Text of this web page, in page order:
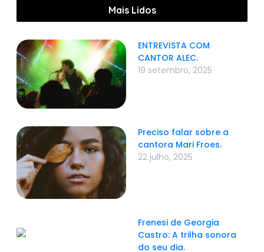
Mais Lidos
ENTREVISTA COM
CANTOR ALEC.
19 setembro, 2025
Preciso falar sobre a
cantora Mari Froes.
22 julho, 2025
Frenesi de Georgia
Castro: A trilha sonora
do seu dia.